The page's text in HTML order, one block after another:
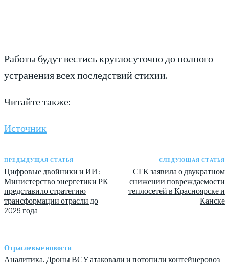
Работы будут вестись круглосуточно до полного
устранения всех последствий стихии.
Читайте также:
Источник
ПРЕДЫДУЩАЯ СТАТЬЯ
Цифровые двойники и ИИ:
Министерство энергетики РК
представило стратегию
трансформации отрасли до
2029 года
СЛЕДУЮЩАЯ СТАТЬЯ
СГК заявила о двукратном
снижении повреждаемости
теплосетей в Красноярске и
Канске
Отраслевые новости
Аналитика. Дроны ВСУ атаковали и потопили контейнеровоз